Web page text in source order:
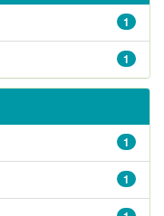
1
1
1
1